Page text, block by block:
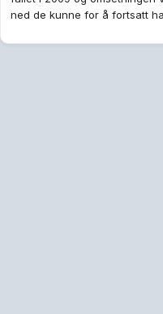
ned de kunne for å fortsatt